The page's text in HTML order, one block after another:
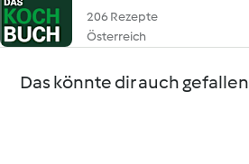
206 Rezepte
Österreich
Das könnte dir auch gefallen